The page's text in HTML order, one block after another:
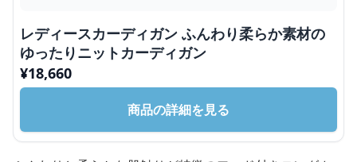
レディースカーディガン ふんわり柔らか素材の
ゆったりニットカーディガン
¥18,660
商品の詳細を見る